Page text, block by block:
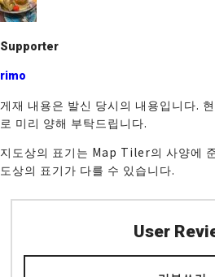
k
Supporter
rimo
게재 내용은 발신 당시의 내용입니다.
로 미리 양해 부탁드립니다.
지도상의 표기는 Map Tiler의 사양에
도상의 표기가 다를 수 있습니다.
User